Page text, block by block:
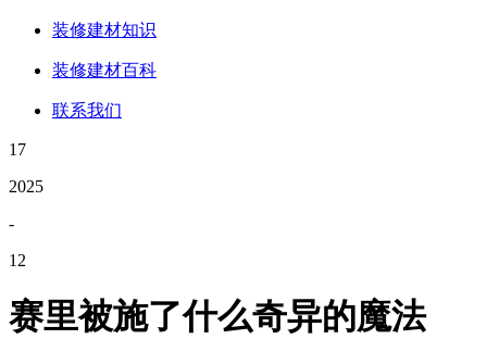
装修建材知识
装修建材百科
联系我们
17
2025
-
12
赛里被施了什么奇异的魔法